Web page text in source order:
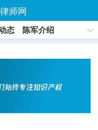
师网
态
陈军介绍